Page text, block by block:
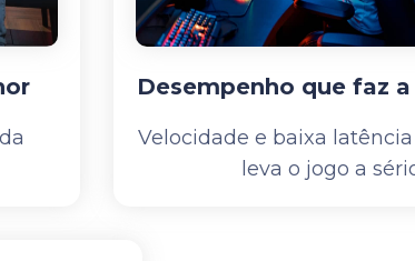
Desempenho que faz
Velocidade e baixa
leva o jogo a